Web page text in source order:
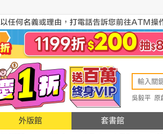
吳毅平 原
外版館 套書館